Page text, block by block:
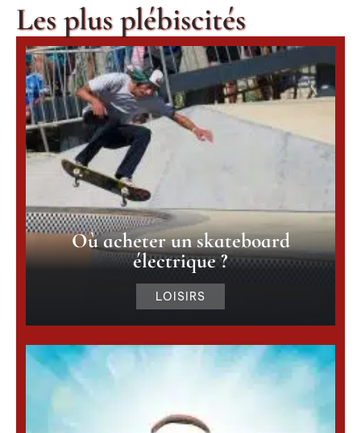
Les plus plébiscités
Où acheter un skateboard
électrique ?
LOISIRS